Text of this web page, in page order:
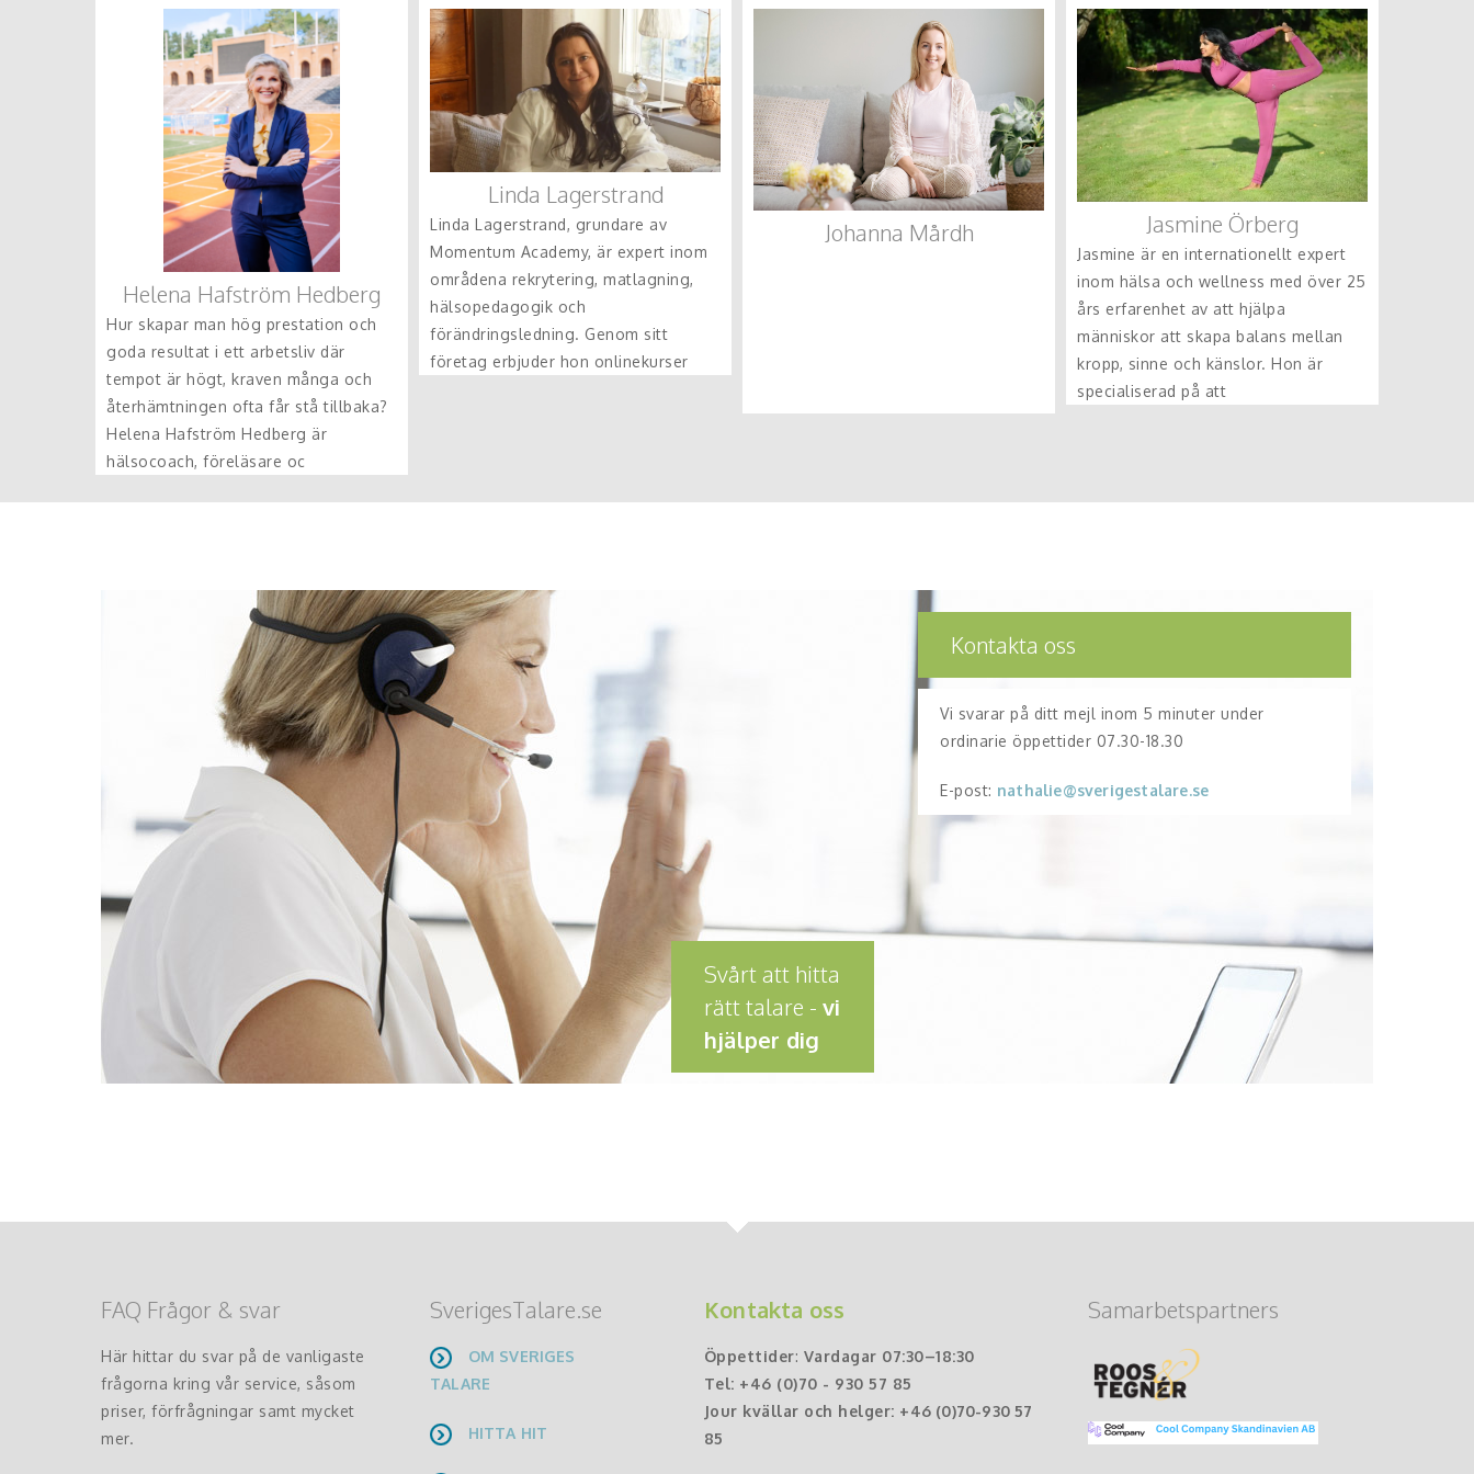
Helena Hafström Hedberg
Hur skapar man hög prestation och
goda resultat i ett arbetsliv där
tempot är högt, kraven många och
återhämtningen ofta får stå tillbaka?
Helena Hafström Hedberg är
hälsocoach, föreläsare oc
Linda Lagerstrand
Linda Lagerstrand, grundare av
Momentum Academy, är expert inom
områdena rekrytering, matlagning,
hälsopedagogik och
förändringsledning. Genom sitt
företag erbjuder hon onlinekurser
Johanna Mårdh Jasmine Örberg
Jasmine är en internationellt expert
inom hälsa och wellness med över 25
års erfarenhet av att hjälpa
människor att skapa balans mellan
kropp, sinne och känslor. Hon är
specialiserad på att
Svårt att hitta
rätt talare - vi
hjälper dig
Kontakta oss
Vi svarar på ditt mejl inom 5 minuter under
ordinarie öppettider 07.30-18.30
E-post: nathalie@sverigestalare.se
FAQ Frågor & svar
Här hittar du svar på de vanligaste
frågorna kring vår service, såsom
priser, förfrågningar samt mycket
mer.
SverigesTalare.se
OM SVERIGES
TALARE
HITTA HIT
Kontakta oss
Öppettider: Vardagar 07:30–18:30
Tel: +46 (0)70 - 930 57 85
Jour kvällar och helger: +46 (0)70-930 57
85
Samarbetspartners